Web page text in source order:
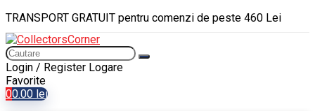
TRANSPORT GRATUIT pentru comenzi de peste 460 Lei
Login / Register Logare
Favorite
00.00 lei